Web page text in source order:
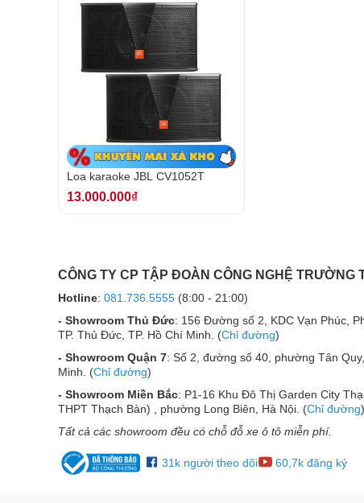
Đặc trưng nổi bật của loa JBL CV1052T:
Loa trầm hiệu suất cao 10 ”được thiết kế đặc
được trang bị vòng nhôm giải điều chế để giảm độ
Hai (2) 3 ”loa tweeter hình nón giấy cung cấp
tái tạo giọng hát tuyệt vời
Vỏ bọc MDF (ván sợi mật độ trung bình) với lớp
sang trọng và độ bền
Mẫu bao phủ 150 ° × 120 ° cho phản ứng đồng
Lý tưởng cho việc lắp đặt với chiều cao trần hạn chế
Logo JBL COMMERCIAL có thể xoay để dễ dàng
Màu trắng (-WH) theo yêu cầu
Tăng âm cho nhà hàng, phòng hội nghị, khách
Loa vệ tinh hiệu suất cao để sử dụng với các loa
Loa karaoke JBL CV1052T
13.000.000₫
CÔNG TY CP TẬP ĐOÀN CÔNG NGHỆ TRƯỜNG
Hotline: 081.736.5555 (8:00 - 21:00)
- Showroom Thủ Đức: 156 Đường số 2, KDC Vạn Phúc,
TP. Thủ Đức, TP. Hồ Chí Minh. (Chỉ đường)
- Showroom Quận 7: Số 2, đường số 40, phường Tân
Minh. (Chỉ đường)
- Showroom Miền Bắc: P1-16 Khu Đô Thị Garden City
THPT Thạch Bàn) , phường Long Biên, Hà Nội. (Chỉ đường)
Tất cả các showroom đều có chỗ đỗ xe ô tô miễn phí.
31k người theo dõi 60,7k đăng ký